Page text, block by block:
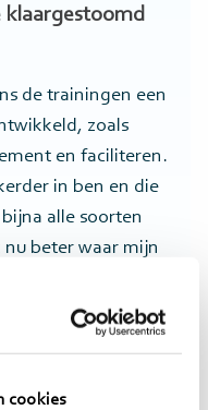
cookies
klaargestoomd
de trainingen een
zoals
en faciliteren.
in ben en die
alle soorten
beter waar mijn